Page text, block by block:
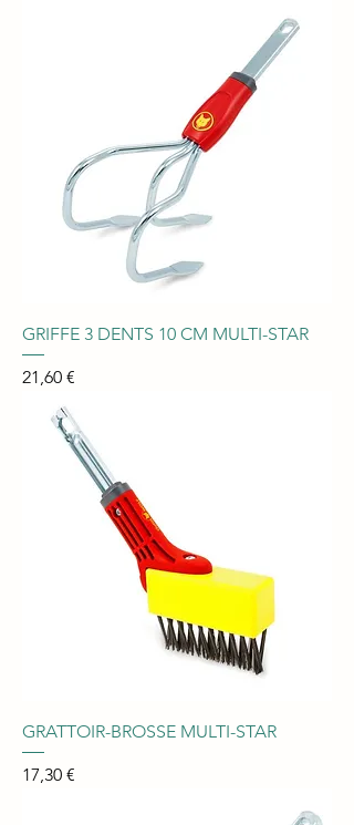
GRIFFE 3 DENTS 10 CM MULTI-STAR
Prix
21,60 €
GRATTOIR-BROSSE MULTI-STAR
Prix
17,30 €